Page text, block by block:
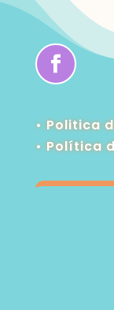
• Politica
•Política